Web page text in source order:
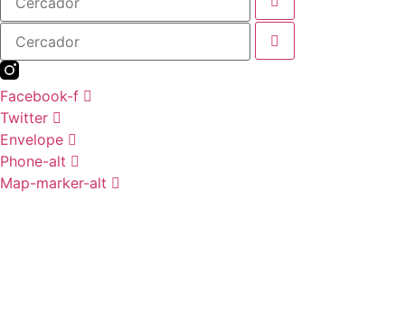
Cercador
Facebook-f
Twitter
Envelope
Phone-alt
Map-marker-alt